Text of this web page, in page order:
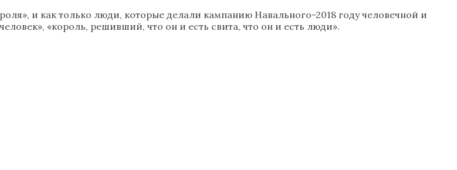
и как только люди, которые делали кампанию Навального-2018 году человечной и
«король, решивший, что он и есть свита, что он и есть люди».